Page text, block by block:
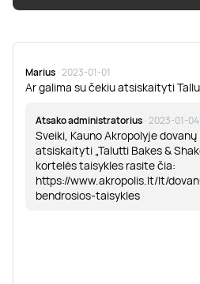
Marius · 2023-01-01
Ar galima su čekiu atsiskaityti
Atsako administratorius · 2023-01-04
Sveiki, Kauno Akropolyje
atsiskaityti „Talutti Bakes &
kortelės taisykles rasite čia:
https://www.akropolis.lt/lt/
bendrosios-taisykles